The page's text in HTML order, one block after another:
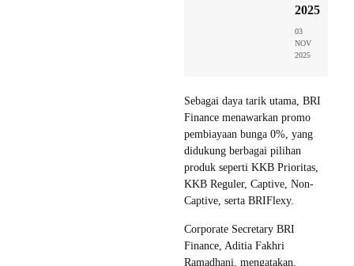
2025
03
NOV
2025
Sebagai daya tarik utama, BRI
Finance menawarkan promo
pembiayaan bunga 0%, yang
didukung berbagai pilihan
produk seperti KKB Prioritas,
KKB Reguler, Captive, Non-
Captive, serta BRIFlexy.
Corporate Secretary BRI
Finance, Aditia Fakhri
Ramadhani, mengatakan,